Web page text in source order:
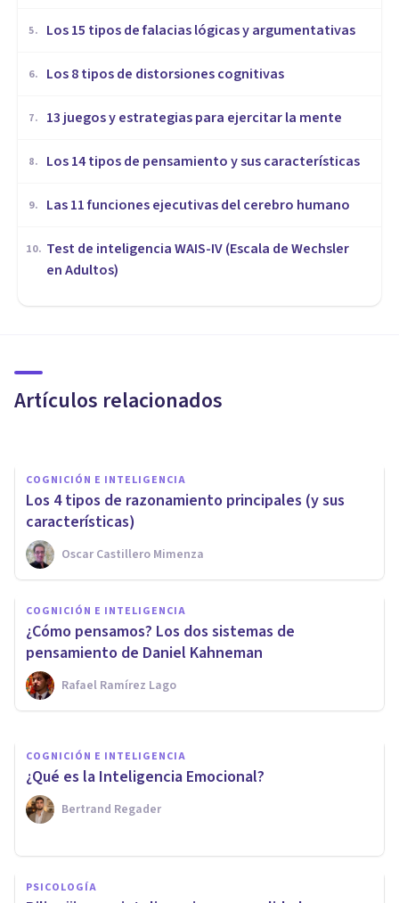
5. Los 15 tipos de falacias lógicas y argumentativas
6. Los 8 tipos de distorsiones cognitivas
7. 13 juegos y estrategias para ejercitar la mente
8. Los 14 tipos de pensamiento y sus características
9. Las 11 funciones ejecutivas del cerebro humano
10. Test de inteligencia WAIS-IV (Escala de Wechsler
en Adultos)
Artículos relacionados
​¿Eres más inteligente que la
confirman
COGNICIÓN E INTELIGENCIA
Los 4 tipos de razonamiento principales (y sus
características)
Oscar Castillero Mimenza
COGNICIÓN E INTELIGENCIA
​¿Cómo pensamos? Los dos sistemas de
pensamiento de Daniel Kahneman
Rafael Ramírez Lago
​7 consejos para estudiar
menos y ser más inteligente
Juan Armando Corbin
COGNICIÓN E INTELIGENCIA
¿Qué es la Inteligencia Emocional?
Bertrand Regader
PSICOLOGÍA